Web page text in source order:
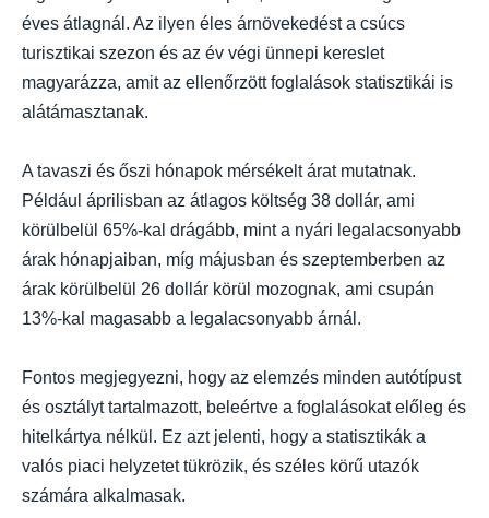
éves átlagnál. Az ilyen éles árnövekedést a csúcs
turisztikai szezon és az év végi ünnepi kereslet
magyarázza, amit az ellenőrzött foglalások statisztikái is
alátámasztanak.
A tavaszi és őszi hónapok mérsékelt árat mutatnak.
Például áprilisban az átlagos költség 38 dollár, ami
körülbelül 65%-kal drágább, mint a nyári legalacsonyabb
árak hónapjaiban, míg májusban és szeptemberben az
árak körülbelül 26 dollár körül mozognak, ami csupán
13%-kal magasabb a legalacsonyabb árnál.
Fontos megjegyezni, hogy az elemzés minden autótípust
és osztályt tartalmazott, beleértve a foglalásokat előleg és
hitelkártya nélkül. Ez azt jelenti, hogy a statisztikák a
valós piaci helyzetet tükrözik, és széles körű utazók
számára alkalmasak.